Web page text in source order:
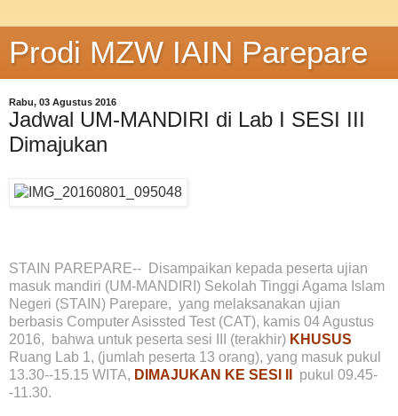
Prodi MZW IAIN Parepare
Rabu, 03 Agustus 2016
Jadwal UM-MANDIRI di Lab I SESI III
Dimajukan
STAIN PAREPARE-- Disampaikan kepada peserta ujian
masuk mandiri (UM-MANDIRI) Sekolah Tinggi Agama Islam
Negeri (STAIN) Parepare, yang melaksanakan ujian
berbasis Computer Asissted Test (CAT), kamis 04 Agustus
2016, bahwa untuk peserta sesi III (terakhir) KHUSUS
Ruang Lab 1, (jumlah peserta 13 orang), yang masuk pukul
13.30--15.15 WITA, DIMAJUKAN KE SESI II
pukul 09.45-
-11.30.